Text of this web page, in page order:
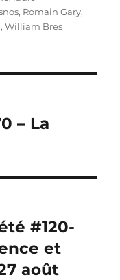
, Romain Gary,
,William Bres
– La
#120-
et
août